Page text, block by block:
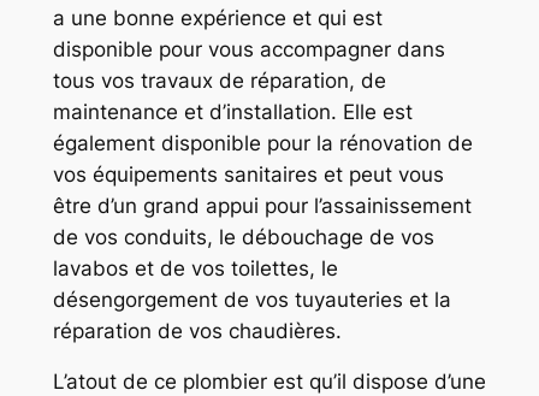
a une bonne expérience et qui est
disponible pour vous accompagner dans
tous vos travaux de réparation, de
maintenance et d’installation. Elle est
également disponible pour la rénovation de
vos équipements sanitaires et peut vous
être d’un grand appui pour l’assainissement
de vos conduits, le débouchage de vos
lavabos et de vos toilettes, le
désengorgement de vos tuyauteries et la
réparation de vos chaudières.
L’atout de ce plombier est qu’il dispose d’une